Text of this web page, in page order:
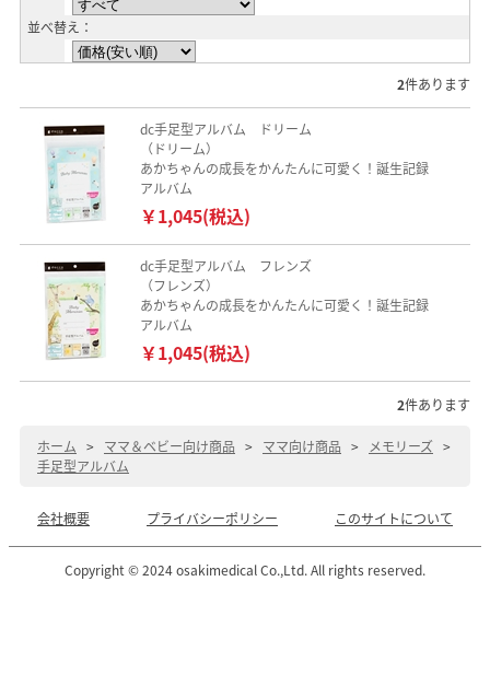
並べ替え：
2件あります
dc手足型アルバム ドリーム
（ドリーム）
あかちゃんの成長をかんたんに可愛く！誕生記録
アルバム
￥1,045(税込)
dc手足型アルバム フレンズ
（フレンズ）
あかちゃんの成長をかんたんに可愛く！誕生記録
アルバム
￥1,045(税込)
2件あります
ホーム > ママ＆ベビー向け商品 > ママ向け商品 > メモリーズ >
手足型アルバム
会社概要 プライバシーポリシー このサイトについて
Copyright © 2024 osakimedical Co.,Ltd. All rights reserved.